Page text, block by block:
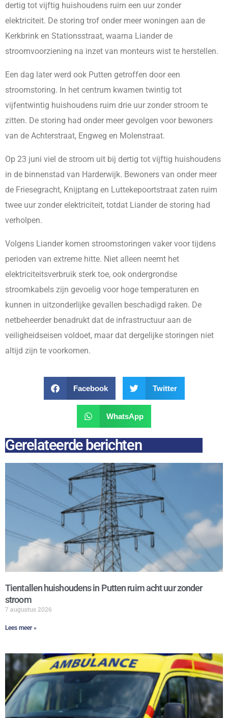
dertig tot vijftig huishoudens ruim een uur zonder
elektriciteit. De storing trof onder meer woningen aan de
Kerkbrink en Stationsstraat, waarna Liander de
stroomvoorziening na inzet van monteurs wist te herstellen.
Een dag later werd ook Putten getroffen door een
stroomstoring. In het centrum kwamen twintig tot
vijfentwintig huishoudens ruim drie uur zonder stroom te
zitten. De storing had onder meer gevolgen voor bewoners
van de Achterstraat, Engweg en Molenstraat.
Op 23 juni viel de stroom uit bij dertig tot vijftig huishoudens
in de binnenstad van Harderwijk. Bewoners van onder meer
de Friesegracht, Knijptang en Luttekepoortstraat zaten ruim
twee uur zonder elektriciteit, totdat Liander de storing had
verholpen.
Volgens Liander komen stroomstoringen vaker voor tijdens
perioden van extreme hitte. Niet alleen neemt het
elektriciteitsverbruik sterk toe, ook ondergrondse
stroomkabels zijn gevoelig voor hoge temperaturen en
kunnen in uitzonderlijke gevallen beschadigd raken. De
netbeheerder benadrukt dat de infrastructuur aan de
veiligheidseisen voldoet, maar dat dergelijke storingen niet
altijd zijn te voorkomen.
Facebook Twitter
WhatsApp
Gerelateerde berichten
Tientallen huishoudens in Putten ruim acht uur zonder
stroom
7 augustus 2026
Lees meer »